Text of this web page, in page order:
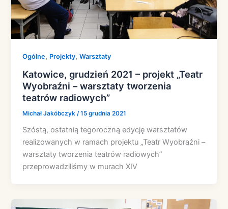
Ogólne, Projekty,Warsztaty
Katowice, grudzień 2021 – projekt „Teatr
Wyobraźni – warsztaty tworzenia
teatrów radiowych”
Michał Jakóbczyk /15 grudnia 2021
Szóstą, ostatnią tegoroczną edycję warsztatów
realizowanych w ramach projektu „Teatr Wyobraźni –
warsztaty tworzenia teatrów radiowych”
przeprowadziliśmy w murach XIV